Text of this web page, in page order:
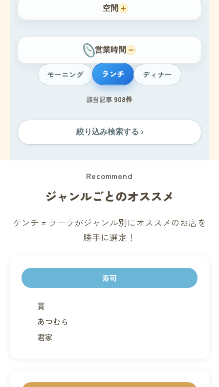
空間
営業時間
モーニング ランチ ディナー
該当記事 908件
絞り込み検索する ›
Recommend
ジャンルごとのオススメ
ケンチェラーラがジャンル別にオススメのお店を
勝手に選定！
寿司
貫
あつむら
君家